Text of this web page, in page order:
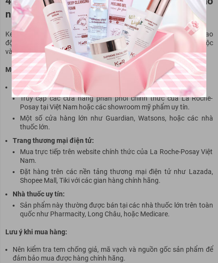
nhiêu?
Kem dưỡng Toleriane Sensitivecủa La Roche-Posay có mức giá dao
động từ
350.000 VNĐ đến 450.000 VNĐ
cho tuýp 40ml, tùy thuộc
vào nơi bán và các chương trình khuyến mãi.
Mua ở đâu?
Các cửa hàng chính hãng:
Truy cập các cửa hàng phân phối chính thức của La Roche-
Posay tại Việt Nam hoặc các showroommỹ phẩm uy tín.
Một số cửa hàng lớn như Guardian, Watsons, hoặc các nhà
thuốc lớn.
Trang thương mại điện tử:
Mua trực tiếp trên website chính thức của La Roche-Posay Việt
Nam.
Đặt hàng trên các nền tảng thương mại điện tử như Lazada,
Shopee Mall, Tiki với các gian hàng chính hãng.
Nhà thuốcuy tín:
Sản phẩm này thường được bán tại các nhà thuốc lớn trên toàn
quốc như Pharmacity, Long Châu, hoặc Medicare.
Lưu ý khi mua hàng:
Nên kiểm tra tem chống giả, mã vạch và nguồn gốc sản phẩm để
đảm bảo mua được hàng chính hãng.